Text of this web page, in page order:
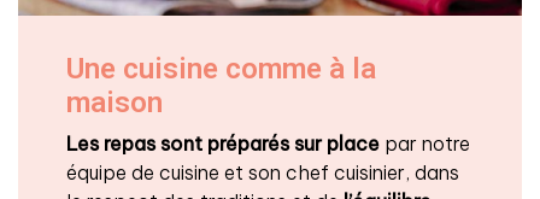
Une cuisine comme à la
maison
Les repas sont préparés sur place par notre
équipe de cuisine et son chef cuisinier, dans